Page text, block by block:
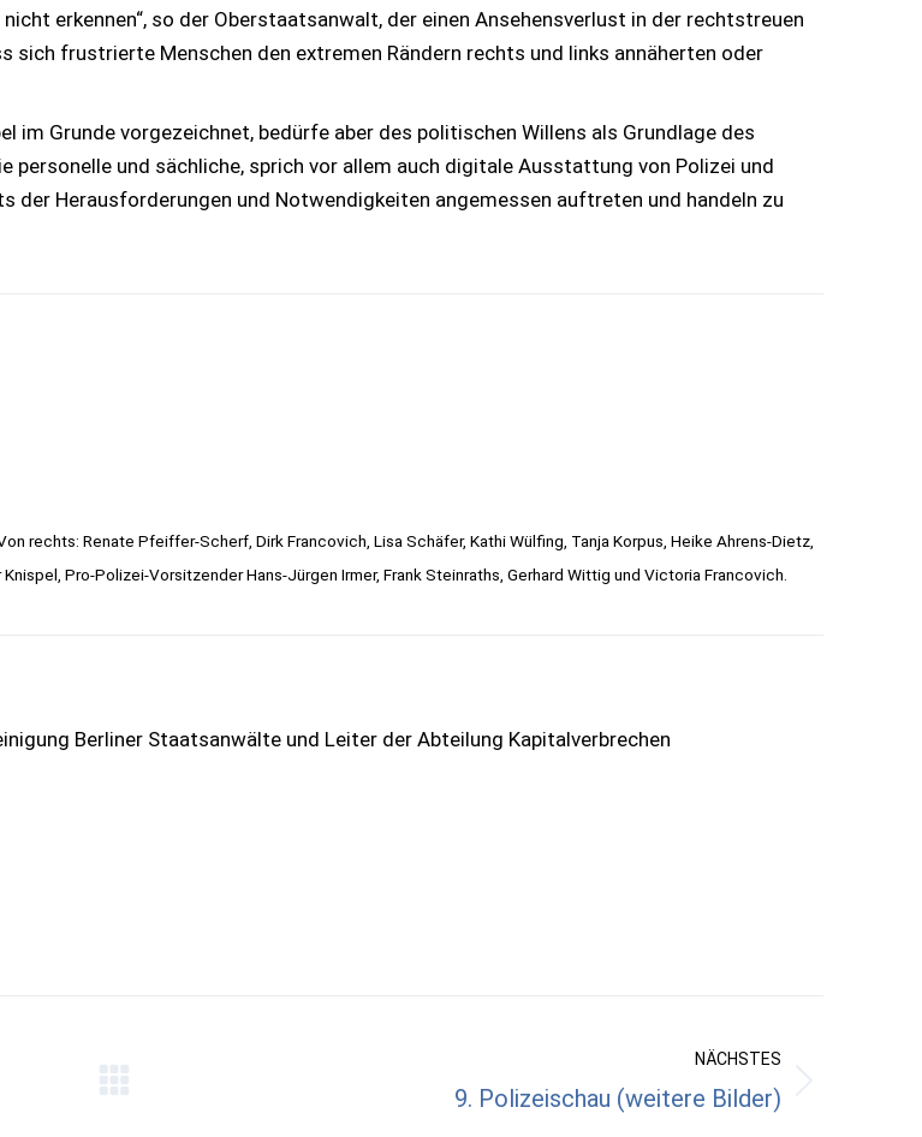
erkennen“, so der Oberstaatsanwalt, der einen Ansehensverlust in der rechtstreuen
frustrierte Menschen den extremen Rändern rechts und links annäherten oder
im Grunde vorgezeichnet, bedürfe aber des politischen Willens als Grundlage des
personelle und sächliche, sprich vor allem auch digitale Ausstattung von Polizei und
der Herausforderungen und Notwendigkeiten angemessen auftreten und handeln zu
rechts: Renate Pfeiffer-Scherf, Dirk Francovich, Lisa Schäfer, Kathi Wülfing, Tanja Korpus, Heike Ahrens-Dietz,
Pro-Polizei-Vorsitzender Hans-Jürgen Irmer, Frank Steinraths, Gerhard Wittig und Victoria Francovich.
Berliner Staatsanwälte und Leiter der Abteilung Kapitalverbrechen
NÄCHSTES
9. Polizeischau (weitere Bilder)